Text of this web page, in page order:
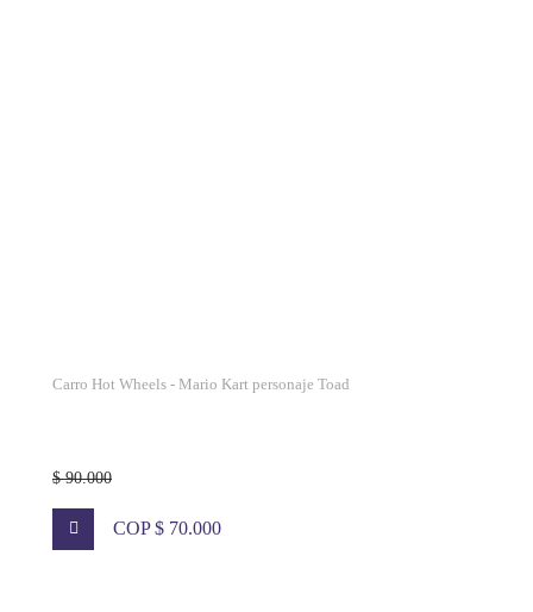
Carro Hot Wheels - Mario Kart personaje Toad
$ 90.000
COP $ 70.000